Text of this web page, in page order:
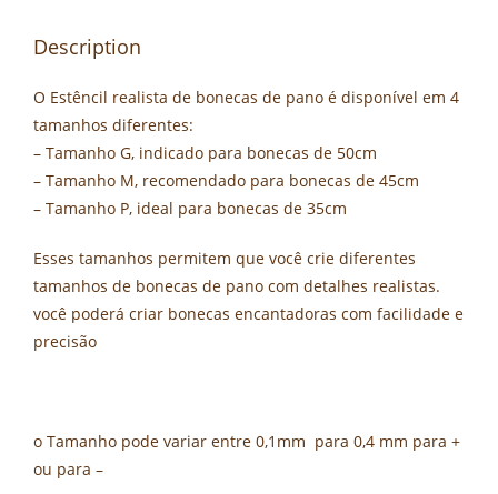
Description
O Estêncil realista de bonecas de pano é disponível em 4
tamanhos diferentes:
– Tamanho G, indicado para bonecas de 50cm
– Tamanho M, recomendado para bonecas de 45cm
– Tamanho P, ideal para bonecas de 35cm
Esses tamanhos permitem que você crie diferentes
tamanhos de bonecas de pano com detalhes realistas.
você poderá criar bonecas encantadoras com facilidade e
precisão
o Tamanho pode variar entre 0,1mm para 0,4 mm para +
ou para –